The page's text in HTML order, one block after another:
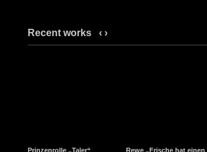
Recent works ‹ ›
Prinzenrolle „Taler“ Rewe „Frische hat einen